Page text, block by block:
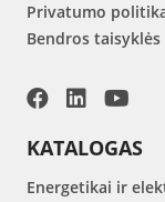
Privatumo
Bendros taisyklės
KATALOGAS
Energetikai ir